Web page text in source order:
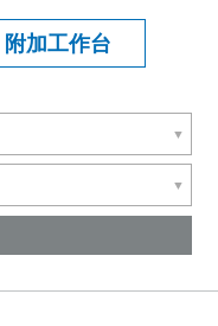
附加工作台
▼
▼